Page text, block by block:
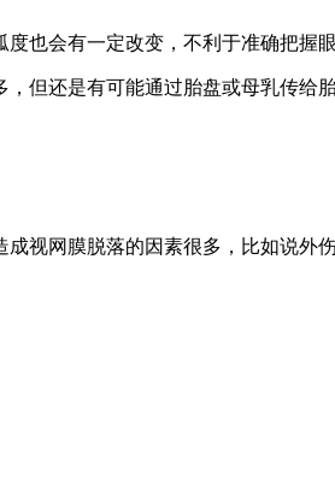
也会有一定改变，不利于准确把握眼
但还是有可能通过胎盘或母乳传给
视网膜脱落的因素很多，比如说外